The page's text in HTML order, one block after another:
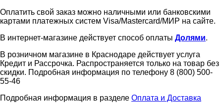
Оплатить свой заказ можно наличными или банковскими
картами платежных систем Visa/Mastercard/МИР на сайте.
В интернет-магазине действует способ оплаты Долями.
В розничном магазине в Краснодаре действует услуга
Кредит и Рассрочка. Распространяется только на товар без
скидки. Подробная информация по телефону 8 (800) 500-
55-46
Подробная информация в разделе Оплата и Доставка